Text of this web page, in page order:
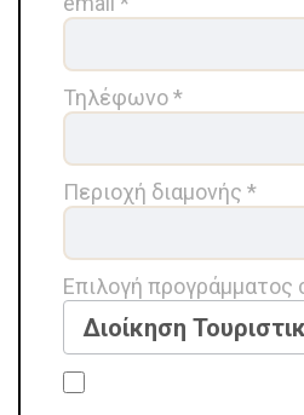
Τηλέφωνο *
Περιοχή διαμονής *
Επιλογή